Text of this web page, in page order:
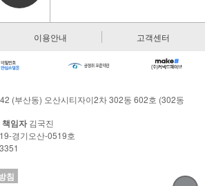
이용안내 고객센터
(부산동) 오산시티자이2차 302동 602호 (302동
임자김국진
경기오산-0519호
침